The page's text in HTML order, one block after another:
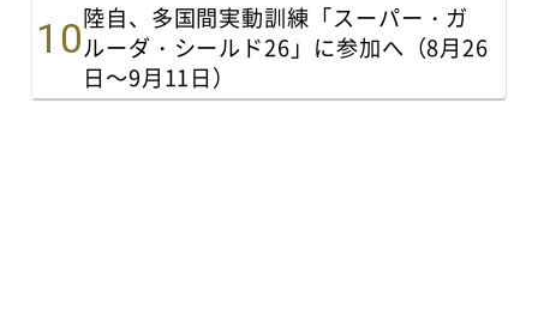
陸自、多国間実動訓練「スーパー・ガ
ルーダ・シールド26」に参加へ（8月26
日～9月11日）